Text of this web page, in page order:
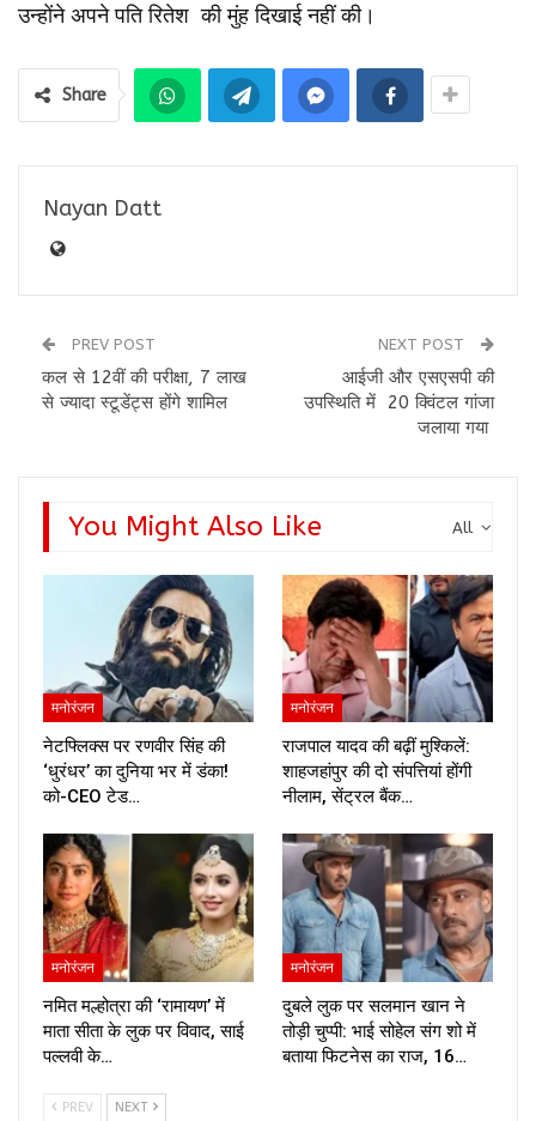
उन्होंने अपने पति रितेश की मुंह दिखाई नहीं की।
Share
Nayan Datt
PREV POST
कल से 12वीं की परीक्षा, 7 लाख
से ज्यादा स्टूडेंट्स होंगे शामिल
NEXT POST
आईजी और एसएसपी की
उपस्थिति में 20 क्विंटल गांजा
जलाया गया
All
You Might Also Like
मनोरंजन
नेटफ्लिक्स पर रणवीर सिंह की
‘धुरंधर’ का दुनिया भर में डंका!
को-CEO टेड…
मनोरंजन
राजपाल यादव की बढ़ीं मुश्किलें:
शाहजहांपुर की दो संपत्तियां होंगी
नीलाम, सेंट्रल बैंक…
मनोरंजन
नमित मल्होत्रा की ‘रामायण’ में
माता सीता के लुक पर विवाद, साई
पल्लवी के…
मनोरंजन
दुबले लुक पर सलमान खान ने
तोड़ी चुप्पी: भाई सोहेल संग शो में
बताया फिटनेस का राज, 16…
PREV NEXT